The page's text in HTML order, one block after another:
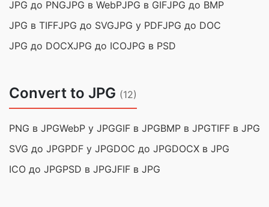
JPG до PNGJPG в WebPJPG в GIFJPG до BMP
JPG в TIFFJPG до SVGJPG у PDFJPG до DOC
JPG до DOCXJPG до ICOJPG в PSD
Convert to JPG (12)
PNG в JPGWebP у JPGGIF в JPGBMP в JPGTIFF в JPG
SVG до JPGPDF у JPGDOC до JPGDOCX в JPG
ICO до JPGPSD в JPGJFIF в JPG